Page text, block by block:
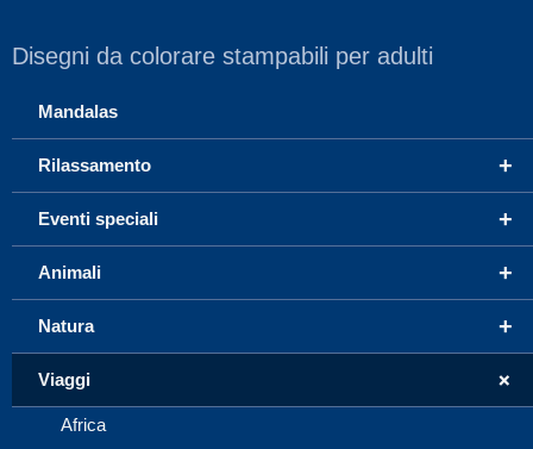
Disegni da colorare stampabili per adulti
Mandalas
+
Rilassamento
+
Eventi speciali
+
Animali
+
Natura
+
Viaggi
Africa